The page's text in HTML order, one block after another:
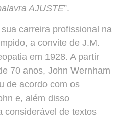
AJUSTE”.
carreira profissional na
a convite de J.M.
em 1928. A partir
70 anos, John Wernham
de acordo com os
e, além disso
considerável de textos